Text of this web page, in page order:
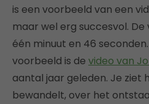
is een voorbeeld van een
maar wel erg succesvol.
één minuut en 46
voorbeeld is de video van
aantal jaar geleden. Je ziet
bewandelt, over het